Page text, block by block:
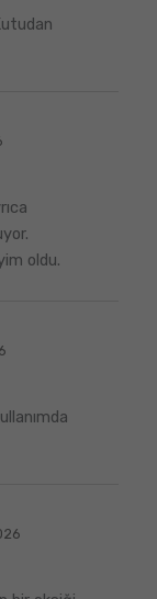
oldu.